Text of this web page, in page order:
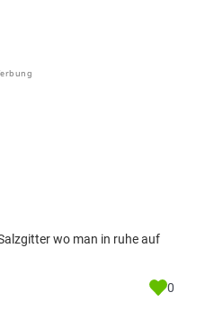
wo man in ruhe auf
0